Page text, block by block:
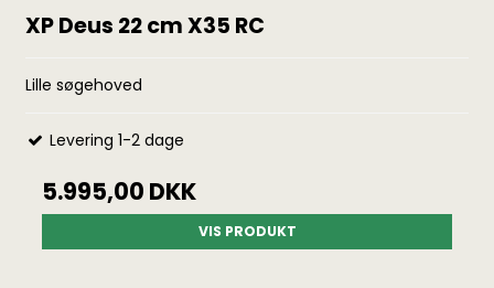
XP Deus 22 cm X35 RC
Lille søgehoved
Levering 1-2 dage
5.995,00 DKK
VIS PRODUKT